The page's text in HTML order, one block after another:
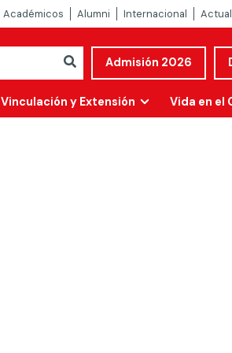
Académicos Alumni Internacional
Admisión 2026
Vinculación y Extensión Vida en el